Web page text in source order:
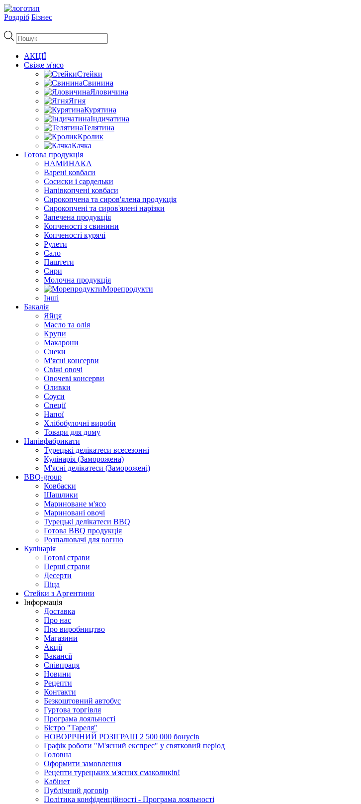
Роздріб Бізнес
Пошук
товарів
АКЦІЇ
Свіже м'ясо
Стейки
Свинина
Яловичина
Ягня
Курятина
Індичатина
Телятина
Кролик
Качка
Готова продукція
НАМИНАКА
Варені ковбаси
Сосиски і сардельки
Напівкопчені ковбаси
Сирокопчена та сиров'ялена продукція
Сирокопчені та сиров'ялені нарізки
Запечена продукція
Копченості з свинини
Копченості курячі
Рулети
Сало
Паштети
Сири
Молочна продукція
Морепродукти
Інші
Бакалія
Яйця
Масло та олія
Крупи
Макарони
Снеки
М'ясні консерви
Свіжі овочі
Овочеві консерви
Оливки
Соуси
Спеції
Напої
Хлібобулочні вироби
Товари для дому
Напівфабрикати
Турецькі делікатеси всесезонні
Кулінарія (Заморожена)
М'ясні делікатеси (Заморожені)
BBQ-group
Ковбаски
Шашлики
Мариноване м'ясо
Мариновані овочі
Турецькі делікатеси BBQ
Готова BBQ продукція
Розпалювачі для вогню
Кулінарія
Готові страви
Перші страви
Десерти
Піца
Стейки з Аргентини
Інформація
Доставка
Про нас
Про виробництво
Магазини
Акції
Вакансії
Співпраця
Новини
Рецепти
Контакти
Безкоштовний автобус
Гуртова торгівля
Програма лояльності
Бістро "Тареля"
НОВОРІЧНИЙ РОЗІГРАШ 2 500 000 бонусів
Графік роботи "М'ясний експрес" у святковий період
Головна
Оформити замовлення
Рецепти турецьких м'ясних смаколиків!
Кабінет
Публічний договір
Політика конфіденційності - Програма лояльності